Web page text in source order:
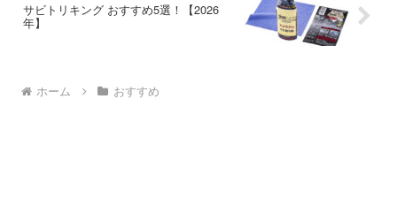
サビトリキング おすすめ5選！【2026
年】
ホーム おすすめ